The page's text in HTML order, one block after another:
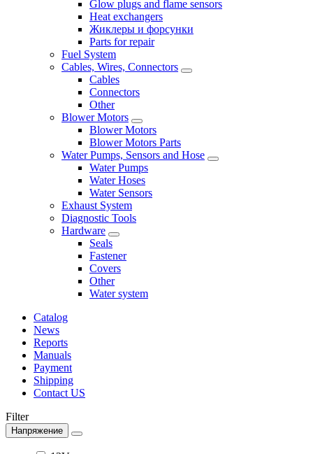
Glow plugs and flame sensors
Heat exchangers
Жиклеры и форсунки
Parts for repair
Fuel System
Cables, Wires, Connectors
Cables
Connectors
Other
Blower Motors
Blower Motors
Blower Motors Parts
Water Pumps, Sensors and Hose
Water Pumps
Water Hoses
Water Sensors
Exhaust System
Diagnostic Tools
Hardware
Seals
Fastener
Covers
Other
Water system
Catalog
News
Reports
Manuals
Payment
Shipping
Contact US
Filter
Напряжение